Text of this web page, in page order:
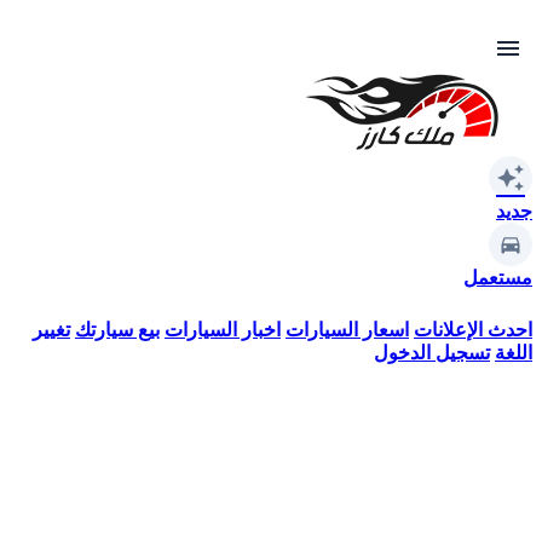
menu
auto_awesome
جديد
مستعمل
احدث الإعلانات اسعار السيارات اخبار السيارات بيع سيارتك تغيير
اللغة تسجيل الدخول